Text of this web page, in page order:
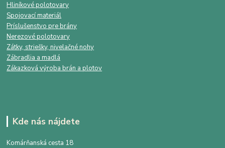
Hliníkové polotovary
Spojovací materiál
Príslušenstvo pre brány
Nerezové polotovary
Zátky, striešky, nivelačné nohy
Zábradlia a madlá
Zákazková výroba brán a plotov
Kde nás nájdete
Komárňanská cesta 18